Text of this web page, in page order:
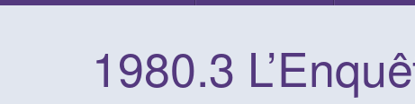
1980.3